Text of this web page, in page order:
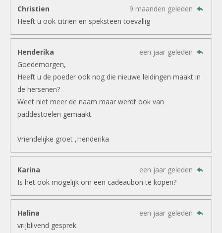
Christien
9 maanden geleden
Heeft u ook citrien en speksteen toevallig
Henderika
een jaar geleden
Goedemorgen,
Heeft u de poeder ook nog die nieuwe leidingen maakt in
de hersenen?
Weet niet meer de naam maar werdt ook van
paddestoelen gemaakt.
Vriendelijke groet ,Henderika
Karina
een jaar geleden
Is het ook mogelijk om een cadeaubon te kopen?
Halina
een jaar geleden
vrijblivend gesprek.